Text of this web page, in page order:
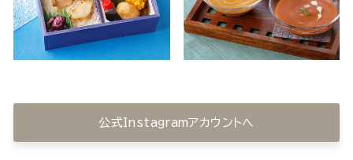
公式Instagramアカウントへ